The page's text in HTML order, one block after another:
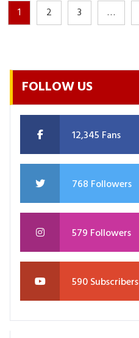
1 2 3 …
FOLLOW US
12,345 Fans
768 Followers
579 Followers
590 Subscribers